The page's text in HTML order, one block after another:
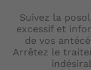
Suivez la
excessif et
de vos
Arrêtez le